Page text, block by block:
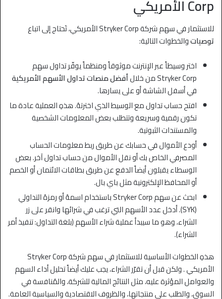
Corp الأمريكي
للاستثمار في سهم شركة Stryker Corp الأمريكي، تَحتاج إلى اتباع
توصياتوالخطوات التالية:
اختر وسيطاً عبر الإنترنت موثوقاً ومنظماً يوفّر تداول سهم
Stryker Corp من خلال
أفضل منصات تداول الأسهم الأمريكية
في أسفل الشاشة أو على يسارها.
افتح حساب تداول مع الوسيط الذي اخترتهُ. هذهِ العملية عادة ما
تكون رقمية وسريعة وتتطلب بعض المعلومات الشخصية
والمستندات الثبوتية.
أودع الأموال في حسابك عن طريق ربط معلومات الحساب
المصرفي الخاص بك أو نقل الأموال من حساب تداول آخر. بعض
الوسطاء يقبلون أيضاً الدفع عن طريق بطاقات الائتمان أو الخصم
أو المحافظ الإلكترونية مثل باي بال.
ابحث عن سهم Stryker Corp باستخدام اسمهُ أو رمزهُ التداولي
(SYK). أدخل عدد الأسهم التي ترغب في شرائها وانقر على زر
الشراء، وهو ما سيبدأ عملية شراء الأسهم (بلغة التداول: تنفيذ أمر
الشراء).
هذهِ الخطوات الأساسية للاستثمار في سهم شركة Stryker Corp
الأمريكي . ولكن قبل أن تقرّر الشراء، يجب عليك أيضاً تحليل أداء السهم
والعوامل المؤثرة عليه، مثل النتائج المالية للشركة، والمُنافسة في
السوق، والطلب على منتجاتها، والظروف الاقتصادية والسياسية العامة.